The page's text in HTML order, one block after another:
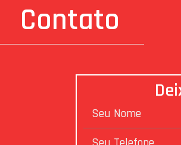
Contato